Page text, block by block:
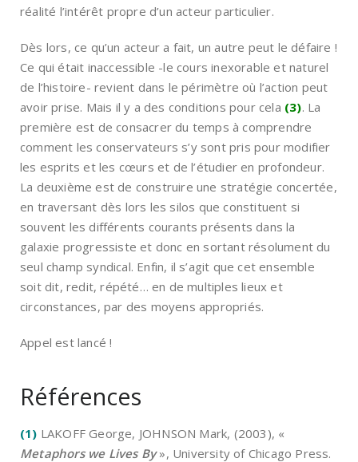
réalité l’intérêt propre d’un acteur particulier.
Dès lors, ce qu’un acteur a fait, un autre peut le défaire !
Ce qui était inaccessible -le cours inexorable et naturel
de l’histoire- revient dans le périmètre où l’action peut
avoir prise. Mais il y a des conditions pour cela (3). La
première est de consacrer du temps à comprendre
comment les conservateurs s’y sont pris pour modifier
les esprits et les cœurs et de l’étudier en profondeur.
La deuxième est de construire une stratégie concertée,
en traversant dès lors les silos que constituent si
souvent les différents courants présents dans la
galaxie progressiste et donc en sortant résolument du
seul champ syndical. Enfin, il s’agit que cet ensemble
soit dit, redit, répété… en de multiples lieux et
circonstances, par des moyens appropriés.
Appel est lancé !
Références
(1) LAKOFF George, JOHNSON Mark, (2003), «
Metaphors we Lives By», University of Chicago Press.